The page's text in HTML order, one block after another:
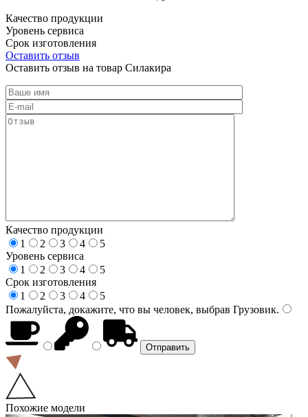
Качество продукции
Уровень сервиса
Срок изготовления
Оставить отзыв
Оставить отзыв на товар Силакира
Качество продукции
1
2 3 4
5
Уровень сервиса
1
2 3 4
5
Срок изготовления
1
2 3 4
5
Пожалуйста, докажите, что вы человек, выбрав Грузовик.
Похожие модели